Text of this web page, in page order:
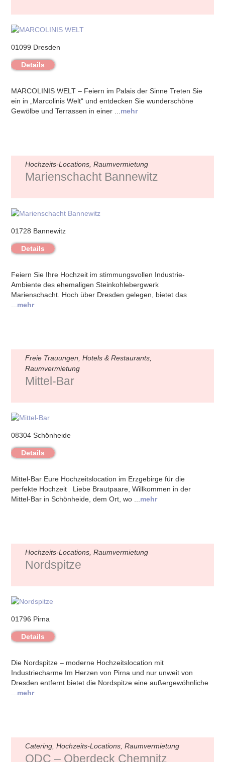
01099 Dresden
Details
MARCOLINIS WELT – Feiern im Palais der Sinne Treten Sie
ein in „Marcolinis Welt“ und entdecken Sie wunderschöne
Gewölbe und Terrassen in einer ... mehr
Hochzeits-Locations, Raumvermietung
Marienschacht Bannewitz
01728 Bannewitz
Details
Feiern Sie Ihre Hochzeit im stimmungsvollen Industrie-
Ambiente des ehemaligen Steinkohlebergwerk
Marienschacht. Hoch über Dresden gelegen, bietet das
mehr
Freie Trauungen, Hotels & Restaurants,
Raumvermietung
Mittel-Bar
08304 Schönheide
Details
Mittel-Bar Eure Hochzeitslocation im Erzgebirge für die
perfekte Hochzeit Liebe Brautpaare, Willkommen in der
Mittel-Bar in Schönheide, dem Ort, wo ... mehr
Hochzeits-Locations, Raumvermietung
Nordspitze
01796 Pirna
Details
Die Nordspitze – moderne Hochzeitslocation mit
Industriecharme Im Herzen von Pirna und nur unweit von
Dresden entfernt bietet die Nordspitze eine außergewöhnliche
mehr
Catering, Hochzeits-Locations, Raumvermietung
ODC – Oberdeck Chemnitz